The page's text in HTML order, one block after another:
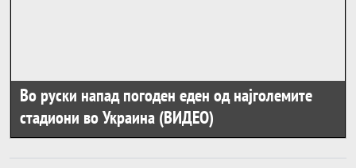
Во руски напад погоден еден од најголемите
стадиони во Украина (ВИДЕО)